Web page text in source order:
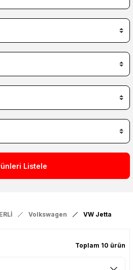
Listele
Volkswagen VW Jetta
Toplam 10 ürün